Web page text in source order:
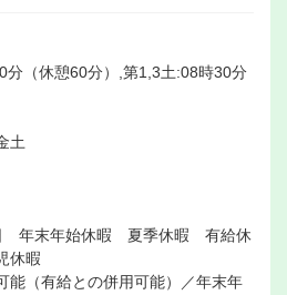
分（休憩60分）,第1,3土:08時30分
土
年末年始休暇 夏季休暇 有給休
休暇
能（有給との併用可能）／年末年